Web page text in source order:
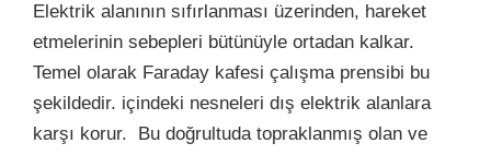
Elektrik alanının sıfırlanması üzerinden, hareket
etmelerinin sebepleri bütünüyle ortadan kalkar.
Temel olarak Faraday kafesi çalışma prensibi bu
şekildedir. içindeki nesneleri dış elektrik alanlara
karşı korur. Bu doğrultuda topraklanmış olan ve